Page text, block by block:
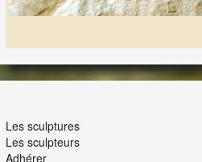
Les sculptures
Les sculpteurs
Adhérer